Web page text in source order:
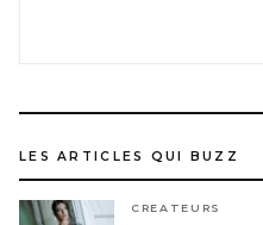
LES ARTICLES QUI BUZZ
CREATEURS